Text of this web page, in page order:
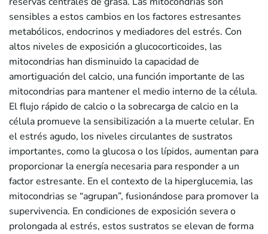
sensibles a estos cambios en los factores estresantes
metabólicos, endocrinos y mediadores del estrés. Con
altos niveles de exposición a glucocorticoides, las
mitocondrias han disminuido la capacidad de
amortiguación del calcio, una función importante de las
mitocondrias para mantener el medio interno de la célula.
El flujo rápido de calcio o la sobrecarga de calcio en la
célula promueve la sensibilización a la muerte celular. En
el estrés agudo, los niveles circulantes de sustratos
importantes, como la glucosa o los lípidos, aumentan para
proporcionar la energía necesaria para responder a un
factor estresante. En el contexto de la hiperglucemia, las
mitocondrias se “agrupan”, fusionándose para promover la
supervivencia. En condiciones de exposición severa o
prolongada al estrés, estos sustratos se elevan de forma